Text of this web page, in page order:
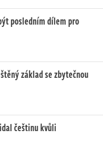
posledním dílem pro
základ se zbytečnou
češtinu kvůli